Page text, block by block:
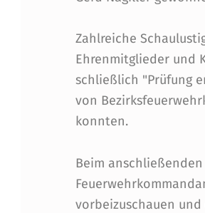
T
E
N
A
B
S
Zahlreiche
Ehrenmitglieder und
schließlich "Prüfung
von
konnten.
Beim
vorbeizuschauen